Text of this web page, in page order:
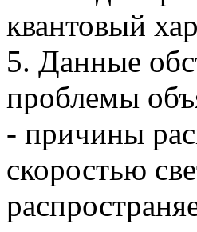
квантовый
5. Данные
проблемы
- причины
скоростью